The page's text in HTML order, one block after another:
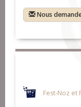
Nous
Fest-Noz et